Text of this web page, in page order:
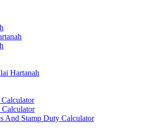
Hartanah
And Stamp Duty Calculator